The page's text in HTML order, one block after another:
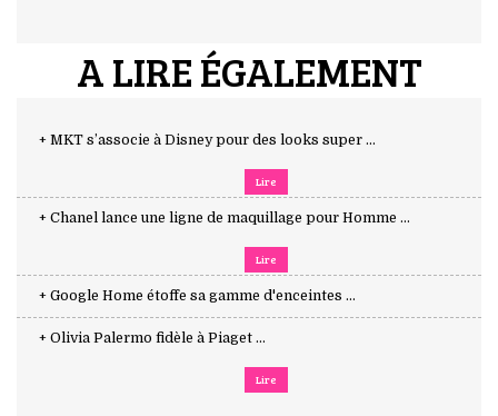
A LIRE ÉGALEMENT
+ MKT s’associe à Disney pour des looks super ...
Lire
+ Chanel lance une ligne de maquillage pour Homme ...
Lire
+ Google Home étoffe sa gamme d'enceintes ...
+ Olivia Palermo fidèle à Piaget ...
Lire